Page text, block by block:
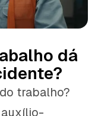
dá
trabalho?
auxílio-